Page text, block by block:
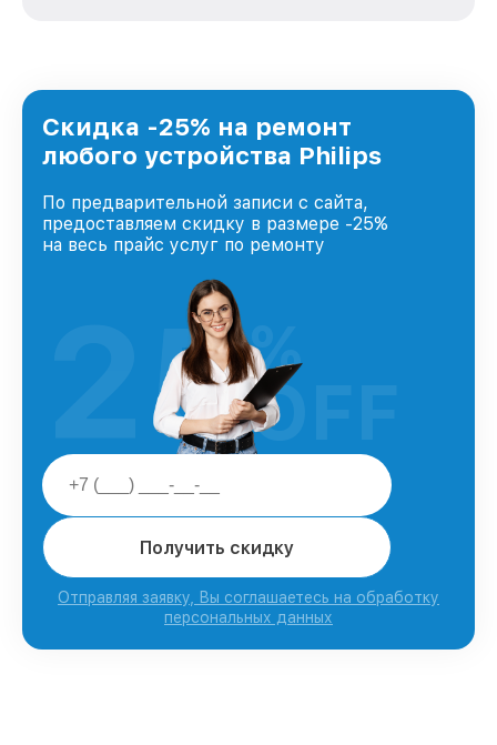
Нижнем Новгороде, постоянно повышая
уровень доверия и лояльности наших
клиентов.
Скидка -25% на ремонт
любого устройства Philips
По предварительной записи с сайта,
предоставляем скидку в размере -25%
на весь прайс услуг по ремонту
Получить скидку
Отправляя заявку, Вы соглашаетесь на обработку
персональных данных
25%
OFF